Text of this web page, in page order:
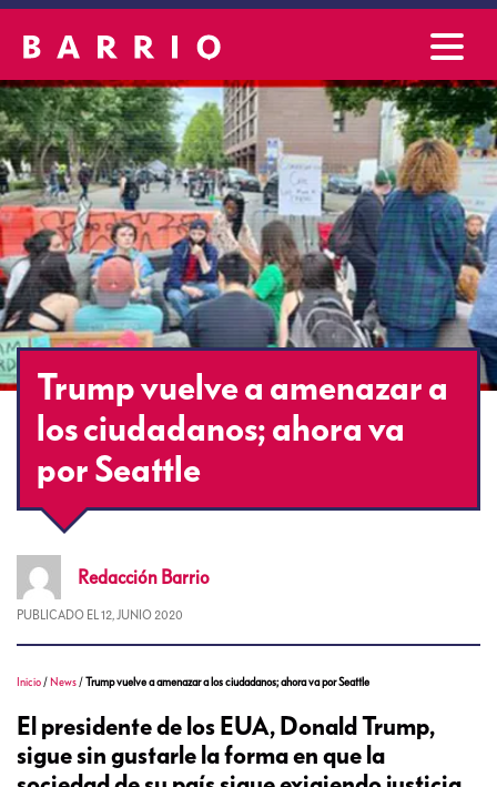
Trump vuelve a amenazar a
los ciudadanos; ahora va
por Seattle
Redacción Barrio
PUBLICADO EL 12, JUNIO 2020
Inicio / News /Trump vuelve a amenazar a los ciudadanos; ahora va por Seattle
El presidente de los EUA, Donald Trump,
sigue sin gustarle la forma en que la